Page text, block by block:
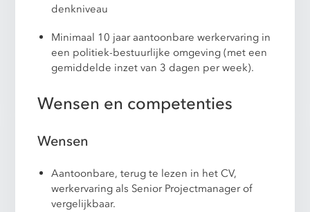
denkniveau
Minimaal 10 jaar aantoonbare werkervaring in
een politiek-bestuurlijke omgeving (met een
gemiddelde inzet van 3 dagen per week).
Wensen en competenties
Wensen
Aantoonbare, terug te lezen in het CV,
werkervaring als Senior Projectmanager of
vergelijkbaar.